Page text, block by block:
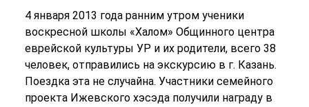
4 января 2013 года ранним утром ученики
воскресной школы «Халом» Общинного центра
еврейской культуры УР и их родители, всего 38
человек, отправились на экскурсию в г. Казань.
Поездка эта не случайна. Участники семейного
проекта Ижевского хэсэда получили награду в